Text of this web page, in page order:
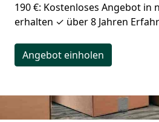
190 €: Kostenloses Angebot in
erhalten ✓ über 8 Jahren
Angebot einholen